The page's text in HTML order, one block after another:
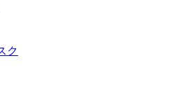
ク